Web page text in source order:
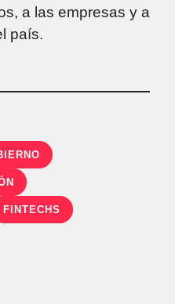
a las empresas y a
país.
FINTECHS